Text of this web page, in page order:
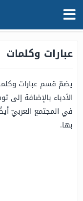
عبارات وكلمات
يضمّ قسم عبارات
الأدباء بالإضافة إلى
في المجتمع العربيّ
بها.